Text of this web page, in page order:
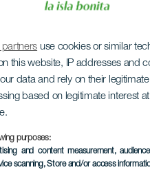
partners use cookies or similar
this website, IP addresses and
data and rely on their
based on legitimate interest
purposes:
and content measurement,
scanning, Store and/or access